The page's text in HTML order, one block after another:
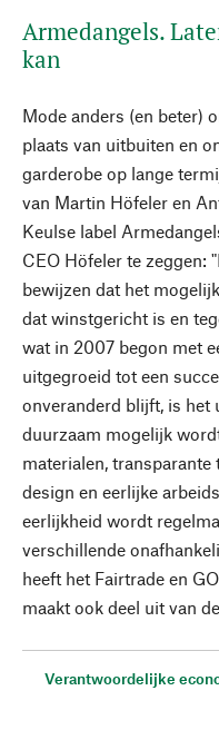
Armedangels.
kan
Mode anders (en beter)
plaats van uitbuiten en
garderobe op lange
van Martin Höfeler en
Keulse label
CEO Höfeler te zeggen:
bewijzen dat het
dat winstgericht is en
wat in 2007 begon met
uitgegroeid tot een
onveranderd blijft, is het
duurzaam mogelijk
materialen,
design en eerlijke
eerlijkheid wordt
verschillende
heeft het Fairtrade en
maakt ook deel uit van
Verantwoordelijke